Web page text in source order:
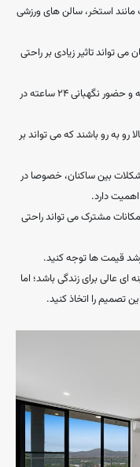
مانند استخر، سالن‌ های ورزشی
تواند تاثیر زیادی بر راحتی
• بررسی سیستم‌ های امنیتی، دوربین ‌های مدار بسته و حضور نگهبانی ۲۴ ساعته در
به‌ رو باشند که می ‌تواند بر
بین ساکنان، خصوصا در
دارد.
مشترک می ‌تواند راحتی
قیمت‌ ها توجه کنید.
عالی برای زندگی باشد؛ اما
تصمیم را اتخاذ کنید.